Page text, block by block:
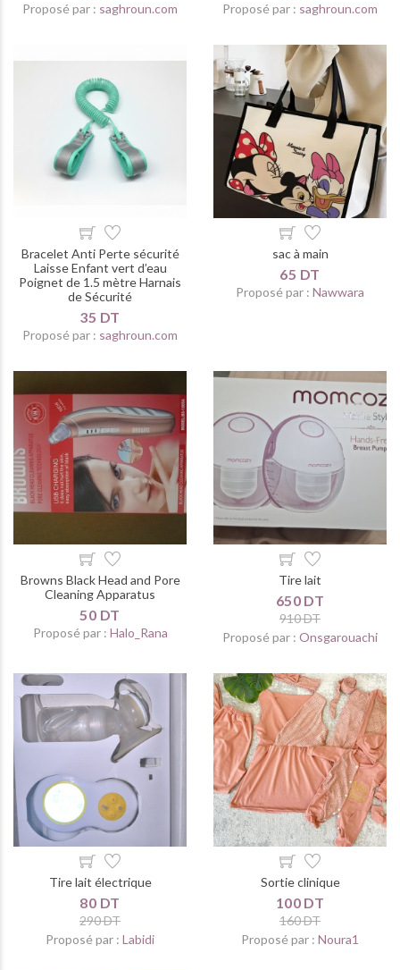
Proposé par : saghroun.com Proposé par : saghroun.com
Bracelet Anti Perte sécurité
Laisse Enfant vert d’eau
Poignet de 1.5 mètre Harnais
de Sécurité
35 DT
Proposé par : saghroun.com
sac à main
65 DT
Proposé par : Nawwara
Browns Black Head and Pore
Cleaning Apparatus
50 DT
Proposé par : Halo_Rana
Tire lait
650 DT
910 DT
Proposé par : Onsgarouachi
Tire lait électrique
80 DT
290 DT
Proposé par : Labidi
Sortie clinique
100 DT
160 DT
Proposé par : Noura1